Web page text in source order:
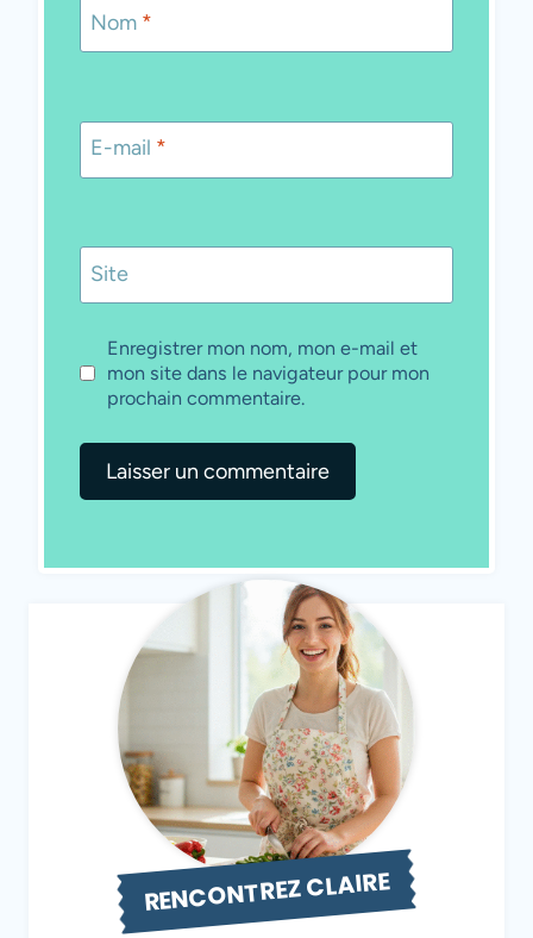
Nom *
E-mail *
Site
Enregistrer mon nom, mon e-mail et
mon site dans le navigateur pour mon
prochain commentaire.
RENCONTREZ CLAIRE